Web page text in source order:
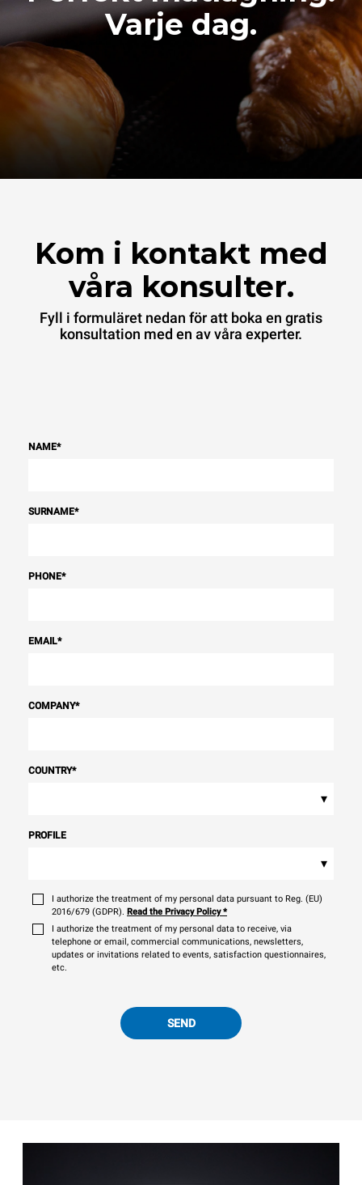
Varje dag.
Kom i kontakt med
våra konsulter.
Fyll i formuläret nedan för att boka en gratis
konsultation med en av våra experter.
NAME*
SURNAME*
PHONE*
EMAIL*
COMPANY*
COUNTRY*
▾
PROFILE
▾
I authorize the treatment of my personal data pursuant to Reg. (EU)
2016/679 (GDPR). Read the Privacy Policy*
I authorize the treatment of my personal data to receive, via
telephone or email, commercial communications, newsletters,
updates or invitations related to events, satisfaction questionnaires,
etc.
SEND